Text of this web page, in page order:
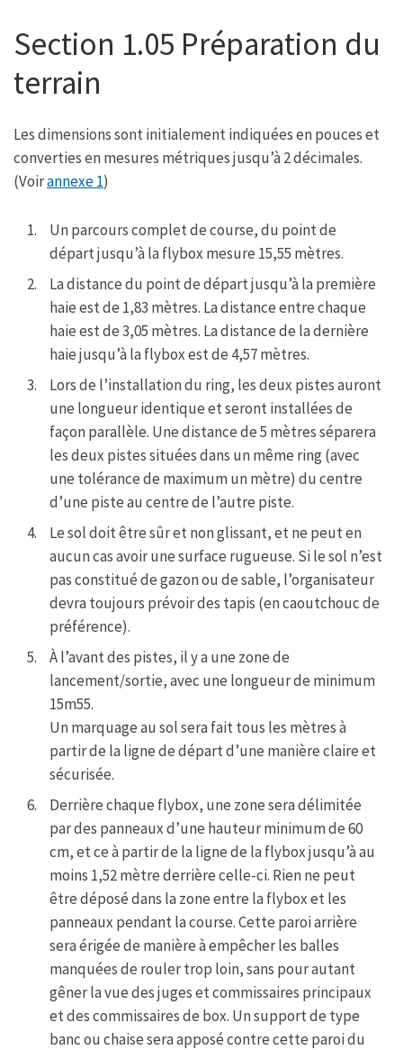
Section 1.05 Préparation du
terrain
Les dimensions sont initialement indiquées en pouces et
converties en mesures métriques jusqu’à 2 décimales.
(Voirannexe 1)
Un parcours complet de course, du point de
départ jusqu’à la flybox mesure 15,55 mètres.
La distance du point de départ jusqu’à la première
haie est de 1,83 mètres. La distance entre chaque
haie est de 3,05 mètres. La distance de la dernière
haie jusqu’à la flybox est de 4,57 mètres.
Lors de l’installation du ring, les deux pistes auront
une longueur identique et seront installées de
façon parallèle. Une distance de 5 mètres séparera
les deux pistes situées dans un même ring (avec
une tolérance de maximum un mètre) du centre
d’une piste au centre de l’autre piste.
Le sol doit être sûr et non glissant, et ne peut en
aucun cas avoir une surface rugueuse. Si le sol n’est
pas constitué de gazon ou de sable, l’organisateur
devra toujours prévoir des tapis (en caoutchouc de
préférence).
À l’avant des pistes, il y a une zone de
lancement/sortie, avec une longueur de minimum
15m55.
Un marquage au sol sera fait tous les mètres à
partir de la ligne de départ d’une manière claire et
sécurisée.
Derrière chaque flybox, une zone sera délimitée
par des panneaux d’une hauteur minimum de 60
cm, et ce à partir de la ligne de la flybox jusqu’à au
moins 1,52 mètre derrière celle-ci. Rien ne peut
être déposé dans la zone entre la flybox et les
panneaux pendant la course. Cette paroi arrière
sera érigée de manière à empêcher les balles
manquées de rouler trop loin, sans pour autant
gêner la vue des juges et commissaires principaux
et des commissaires de box. Un support de type
banc ou chaise sera apposé contre cette paroi du